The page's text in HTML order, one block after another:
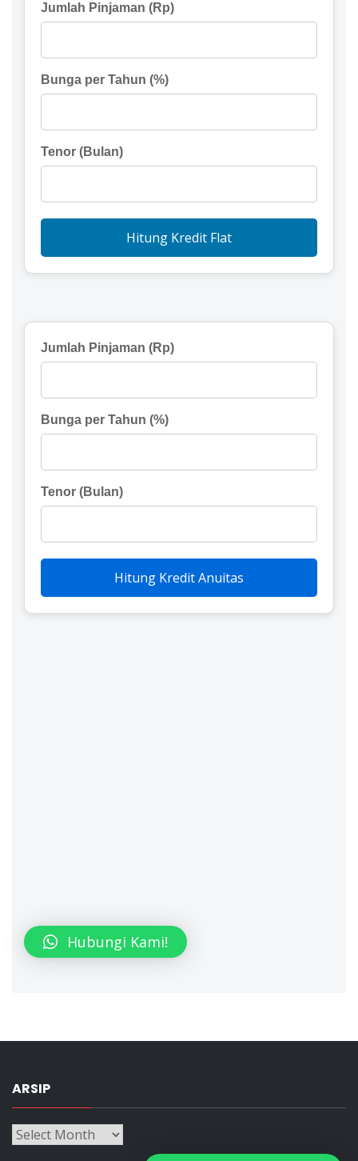
Jumlah Pinjaman (Rp)
Bunga per Tahun (%)
Tenor (Bulan)
Hitung Kredit Flat
Jumlah Pinjaman (Rp)
Bunga per Tahun (%)
Tenor (Bulan)
Hitung Kredit Anuitas
Hubungi Kami!
ARSIP
Arsip